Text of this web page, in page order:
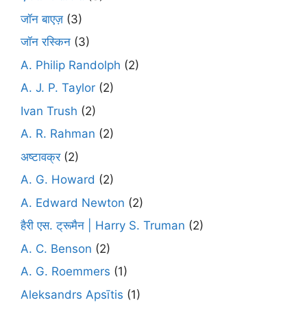
जॉन बाएज़ (3)
जॉन रस्किन (3)
A. Philip Randolph (2)
A. J. P. Taylor (2)
Ivan Trush (2)
A. R. Rahman (2)
अष्टावक्र(2)
A. G. Howard (2)
A. Edward Newton (2)
हैरी एस. ट्रूमैन | Harry S. Truman (2)
A. C. Benson (2)
A. G. Roemmers (1)
Aleksandrs Apsītis (1)